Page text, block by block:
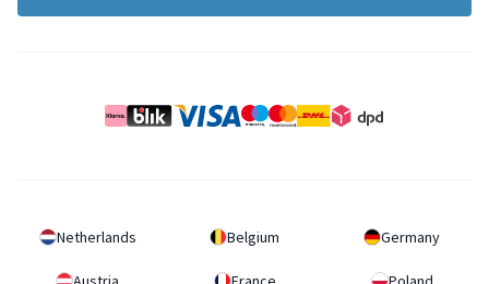
Netherlands Belgium Germany